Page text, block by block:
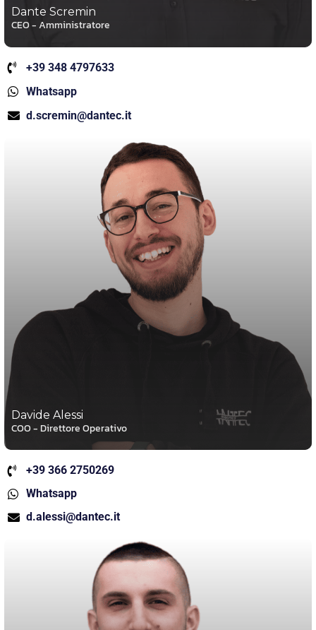
Dante Scremin
CEO - Amministratore
+39 348 4797633
Whatsapp
d.scremin@dantec.it
Davide Alessi
COO - Direttore Operativo
+39 366 2750269
Whatsapp
d.alessi@dantec.it